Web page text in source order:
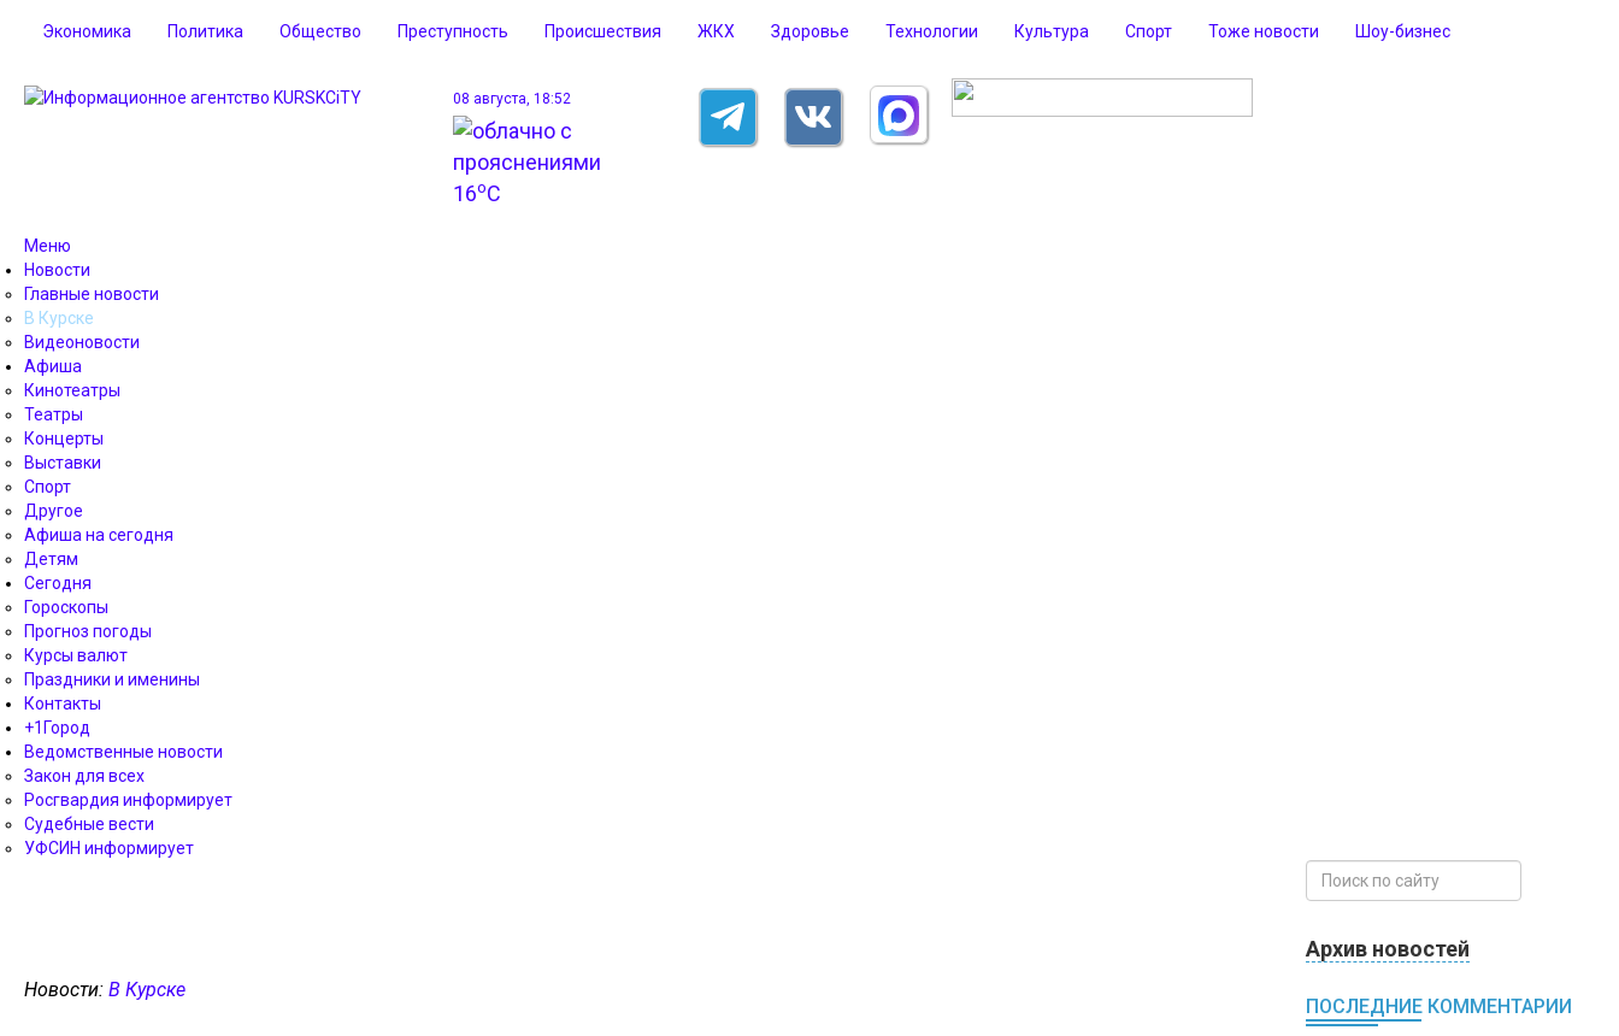
Экономика Политика Общество Преступность Происшествия ЖКХ Здоровье Технологии Культура Спорт Тоже новости Шоу-бизнес
08 августа, 18:52
16oC
Меню
Новости
Главные новости
В Курске
Видеоновости
Афиша
Кинотеатры
Театры
Концерты
Выставки
Спорт
Другое
Афиша на сегодня
Детям
Сегодня
Гороскопы
Прогноз погоды
Курсы валют
Праздники и именины
Контакты
+1Город
Ведомственные новости
Закон для всех
Росгвардия информирует
Судебные вести
УФСИН информирует
Новости: В Курске
Архив новостей
ПОСЛЕДНИЕ КОММЕНТАРИИ